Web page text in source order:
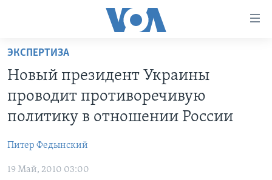
Перейти
основной
контент
Перейти
основной
навигации
Перейти
ПРОГРАММЫ
ИТОГИ
ПОЧЕМУ ЭТО ВАЖНО?
ПРОЕКТЫ
НАША АМЕРИКАНСКАЯ ИСТОРИЯ
А КАК В АМЕРИКЕ?
ИНТЕРВЬЮ
ФАКТЫ ПРОТИВ ФЕЙКОВ
ЭКСПЕРТИЗА
Новый президент Украины
проводит противоречивую
политику в отношении России
Питер Федынский
19 Май, 2010 03:00